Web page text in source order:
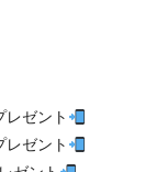
ゼント
ゼント